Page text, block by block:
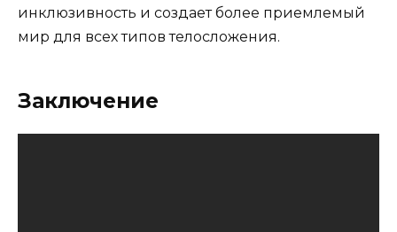
инклюзивность и создает более приемлемый
мир для всех типов телосложения.
Заключение